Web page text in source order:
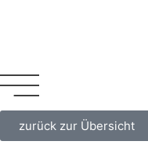
zurück zur Übersicht